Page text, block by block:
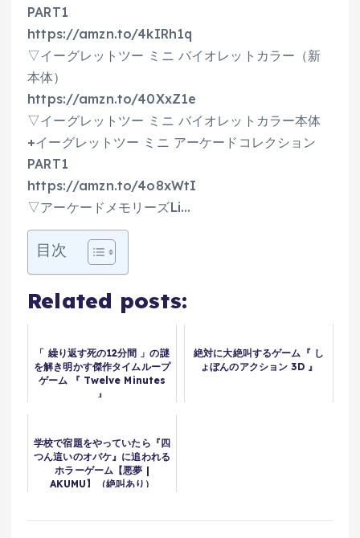
PART1
https://amzn.to/4kIRh1q
▽イーグレットツー ミニ バイオレットカラー（新
本体）
https://amzn.to/40XxZ1e
▽イーグレットツー ミニ バイオレットカラー本体
+イーグレットツー ミニ アーケードコレクション
PART1
https://amzn.to/4o8xWtI
▽アーケードメモリーズLi…
目次
Related posts:
「 繰り返す死の12分間 」の謎
を解き明かす傑作タイムループ
ゲーム 『 Twelve Minutes
』
絶対に大絶叫するゲーム『 し
ょぼんのアクション 3D 』
学校で宿題をやっていたら『四
つん這いのオバケ』に追われる
ホラーゲーム【悪夢 |
AKUMU】（絶叫あり）